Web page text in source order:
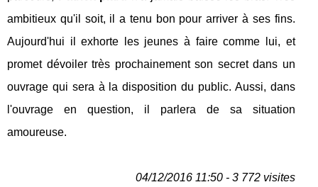
ambitieux qu'il soit, il a tenu bon pour arriver à ses fins.
Aujourd'hui il exhorte les jeunes à faire comme lui, et
promet dévoiler très prochainement son secret dans un
ouvrage qui sera à la disposition du public. Aussi, dans
l'ouvrage en question, il parlera de sa situation
amoureuse.
04/12/2016 11:50 - 3 772 visites